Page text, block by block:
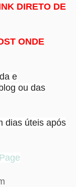
DIRETO DE
ONDE
e
ou das
dias úteis após